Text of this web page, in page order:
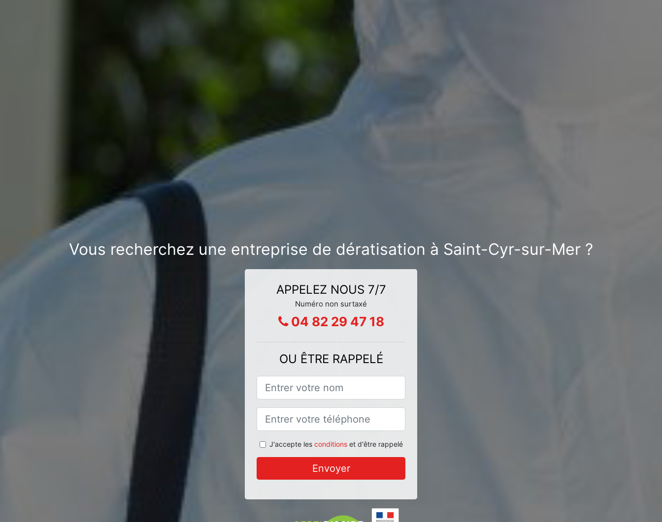
Vous recherchez une entreprise de dératisation à Saint-Cyr-sur-Mer ?
APPELEZ NOUS 7/7
Numéro non surtaxé
04 82 29 47 18
OU ÊTRE RAPPELÉ
J'accepte les conditionset d'être rappelé
Envoyer